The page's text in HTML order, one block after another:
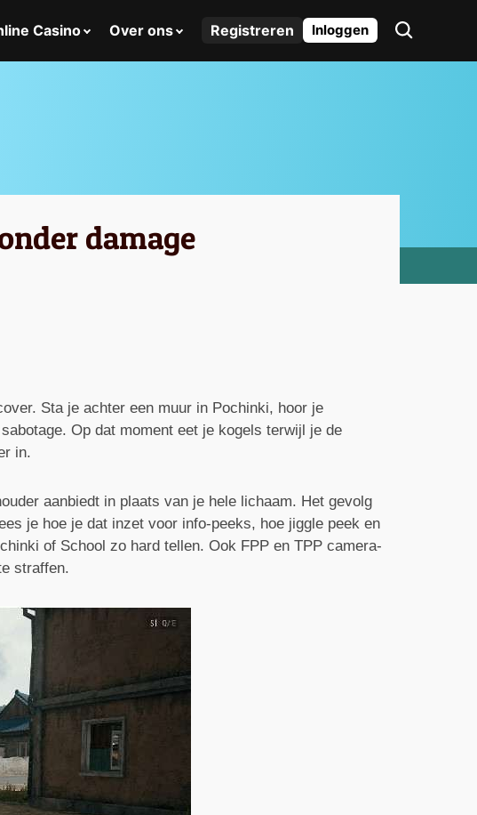
Casino Over ons Registreren Inloggen
damage
Sta je achter een muur in Pochinki, hoor je
Op dat moment eet je kogels terwijl je de
in.
aanbiedt in plaats van je hele lichaam. Het gevolg
je hoe je dat inzet voor info-peeks, hoe jiggle peek en
of School zo hard tellen. Ook FPP en TPP camera-
straffen.